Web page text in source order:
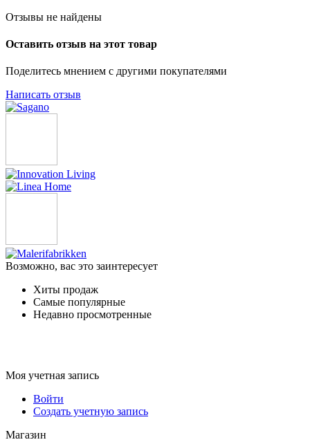
Отзывы не найдены
Оставить отзыв на этот товар
Поделитесь мнением с другими покупателями
Написать отзыв
Возможно, вас это заинтересует
Хиты продаж
Самые популярные
Недавно просмотренные
Моя учетная запись
Войти
Создать учетную запись
Магазин